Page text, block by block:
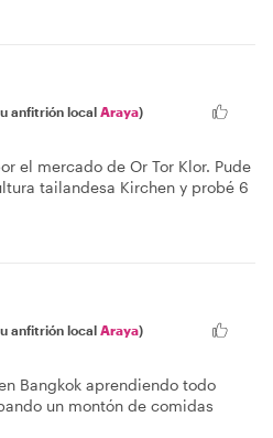
anfitrión local Araya)
el mercado de Or Tor Klor. Pude
tailandesa Kirchen y probé 6
anfitrión local Araya)
Bangkok aprendiendo todo
un montón de comidas